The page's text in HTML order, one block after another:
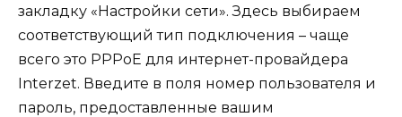
закладку «Настройки сети». Здесь выбираем
соответствующий тип подключения – чаще
всего это PPPoE для интернет-провайдера
Interzet. Введите в поля номер пользователя и
пароль, предоставленные вашим